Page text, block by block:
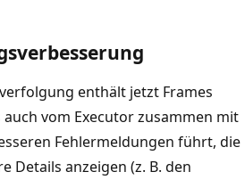
enthält jetzt Frames
vom Executor zusammen mit
Fehlermeldungen führt, die
Details anzeigen (z. B. den